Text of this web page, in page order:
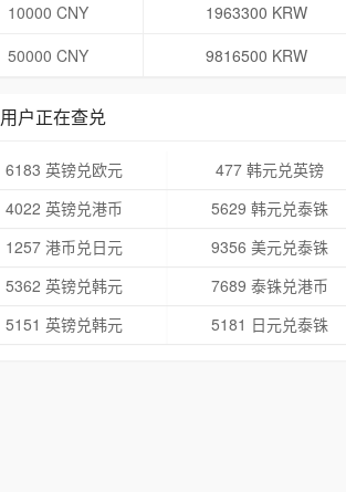
10000 CNY
1963300 KRW
50000 CNY
9816500 KRW
用户正在查兑
6183 英镑兑欧元 477 韩元兑英镑
4022 英镑兑港币
5629 韩元兑泰铢
1257 港币兑日元
9356 美元兑泰铢
5362 英镑兑韩元
7689 泰铢兑港币
5151 英镑兑韩元
5181 日元兑泰铢